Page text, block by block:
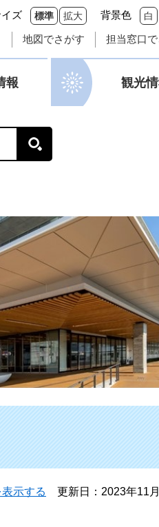
ズ 標準 拡大 背景色 白
地図でさがす 担当窓口
報 観光
示する 更新日：2023年11